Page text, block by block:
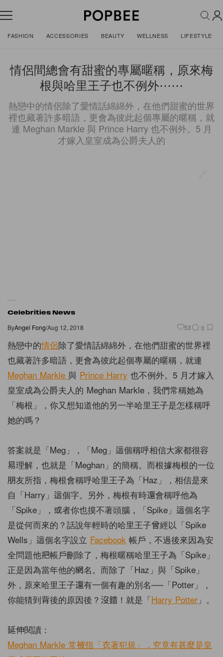
FASHION ACCESSORIES BEAUTY WELLNESS LIFESTYLE
情侶間總會有甜蜜的專屬暱稱，原來梅
根與哈里王子也不例外⋯⋯
熱戀中的情侶除了愛情話綿綿外，在他們甜蜜的世界
裡也藏著許多暗語，更會為彼此起個專屬的暱稱，就
連 Meghan Markle 與 Prince Harry 也不例外。5 月
才嫁入皇室成為公爵夫人的
Celebrities News
ByAngel Fong/Aug 12, 2018 53 0
熱戀中的情侶除了愛情話綿綿外，在他們甜蜜的世界裡
也藏著許多暗語，更會為彼此起個專屬的暱稱，就連
Meghan Markle 與 Prince Harry 也不例外。5 月才嫁入
皇室成為公爵夫人的 Meghan Markle，我們常稱她為
「梅根」，你又想知道他的另一半哈里王子是怎樣稱呼
她的嗎？
答案就是「Meg」，「Meg」這個稱呼相信大家都很容
易理解，也就是「Meghan」的簡稱。而根據梅根的一位
朋友所指，梅根會稱呼哈里王子為「Haz」，相信是來
自「Harry」這個字。另外，梅根有時還會稱呼他為
「Spike」，或者你也摸不著頭腦，「Spike」這個名字
是從何而來的？話說年輕時的哈里王子曾經以「Spike
Wells」這個名字設立 Facebook 帳戶，不過後來因為安
全問題他把帳戶刪除了，梅根暱稱哈里王子為「Spike」
正是因為當年他的網名。而除了「Haz」與「Spike」
外，原來哈里王子還有一個有趣的別名──「Potter」，
你能猜到背後的原因後？沒錯！就是「Harry Potter 」。
延伸閱讀：
Meghan Markle 常被指「衣著犯規」，究竟有甚麼是皇